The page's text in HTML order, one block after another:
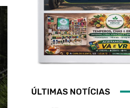
ÚLTIMAS NOTÍCIAS